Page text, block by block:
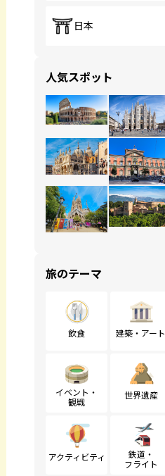
日本
人気スポット
旅のテーマ
飲食 建築・アート
イベント・
観戦
世界遺産
アクティビティ
鉄道・
フライト